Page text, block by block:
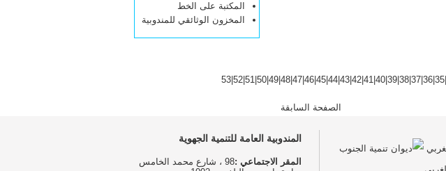
المكتبة على الخط
المخزون الوثائقي للمندوبية
35
36
37
38
39
40
41
42
43
44
45
46
47
48
49
50
51
52
53
الصفحة السابقة
المندوبية العامة للتنمية الجهوية
المقر الاجتماعي :
98 ، شارع محمد الخامس